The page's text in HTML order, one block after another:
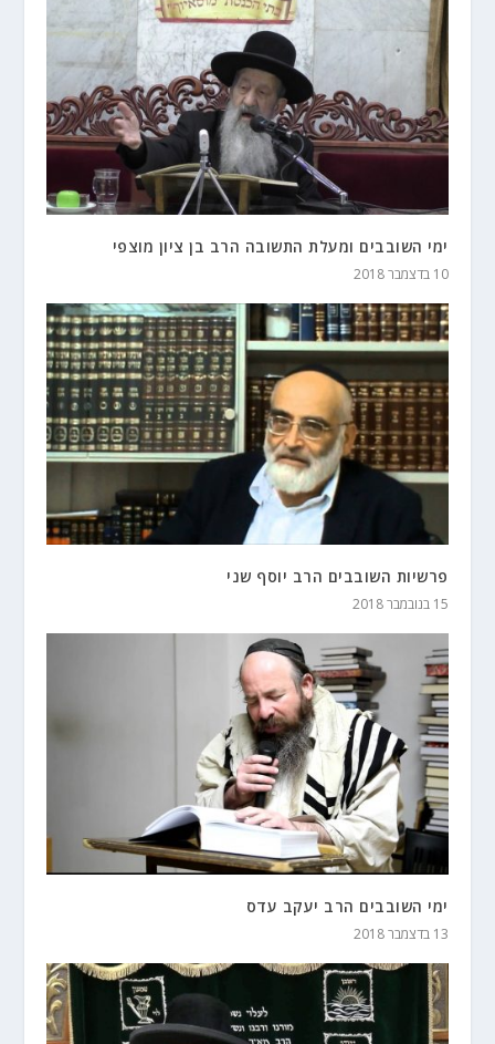
ימי השובבים ומעלת התשובה הרב בן ציון מוצפי
10 בדצמבר 2018
פרשיות השובבים הרב יוסף שני
15 בנובמבר 2018
ימי השובבים הרב יעקב עדס
13 בדצמבר 2018